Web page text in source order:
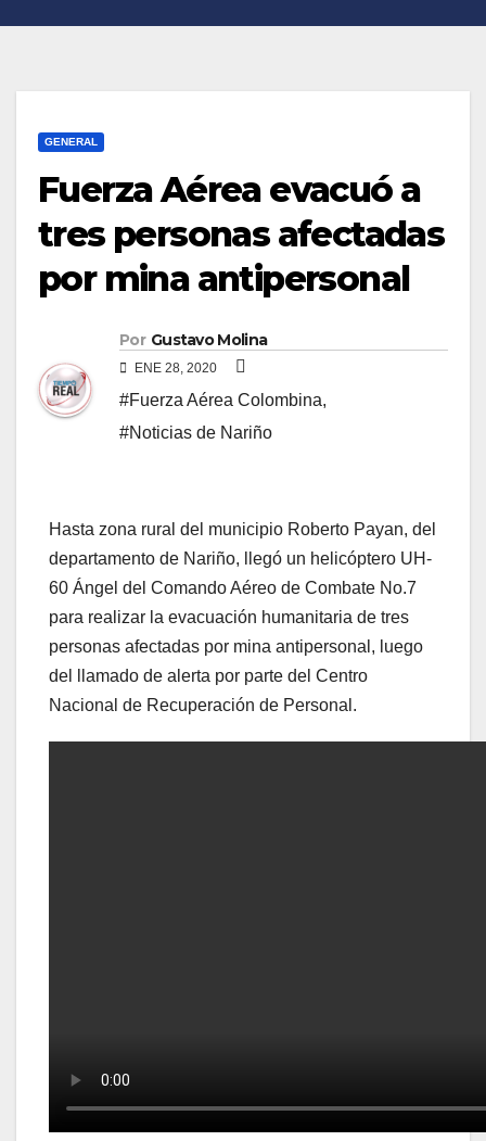
GENERAL
Fuerza Aérea evacuó a
tres personas afectadas
por mina antipersonal
Por Gustavo Molina
ENE 28, 2020
#Fuerza Aérea Colombina,
#Noticias de Nariño
Hasta zona rural del municipio Roberto Payan, del
departamento de Nariño, llegó un helicóptero UH-
60 Ángel del Comando Aéreo de Combate No.7
para realizar la evacuación humanitaria de tres
personas afectadas por mina antipersonal, luego
del llamado de alerta por parte del Centro
Nacional de Recuperación de Personal.